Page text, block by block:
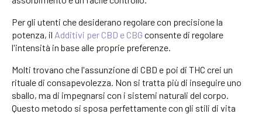
Per gli utenti che desiderano regolare con precisione la
potenza, il Additivi per CBD e CBG consente di regolare
l'intensità in base alle proprie preferenze.
Molti trovano che l'assunzione di CBD e poi di THC crei un
rituale di consapevolezza. Non si tratta più di inseguire uno
sballo, ma di impegnarsi con i sistemi naturali del corpo.
Questo metodo si sposa perfettamente con gli stili di vita